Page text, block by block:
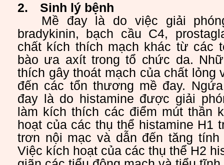
2.
Sinh lý bệnh
Mề đay là do việc giải
bradykinin, bạch cầu C4,
chất kích thích mạch khác từ các
bào ưa axít trong tổ chức da.
thích gây thoát mạch của chất lỏng
đến các tổn thương mề đay.
đay là do histamine được giải
làm kích thích các điểm mút thần
hoạt của các thụ thể histamine H1
trơn nội mạc và dẫn đến tăng tính
Việc kích hoạt của các thụ thể H2